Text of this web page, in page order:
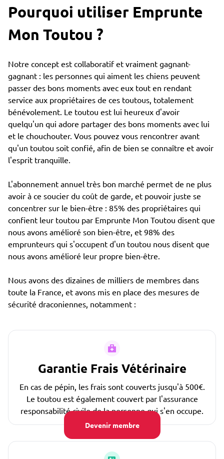
Devenir membre
Pourquoi utiliser Emprunte
Mon Toutou ?
Notre concept est collaboratif et vraiment gagnant-
gagnant : les personnes qui aiment les chiens peuvent
passer des bons moments avec eux tout en rendant
service aux propriétaires de ces toutous, totalement
bénévolement. Le toutou est lui heureux d'avoir
quelqu'un qui adore partager des bons moments avec lui
et le chouchouter. Vous pouvez vous rencontrer avant
qu'un toutou soit confié, afin de bien se connaître et avoir
l'esprit tranquille.
L'abonnement annuel très bon marché permet de ne plus
avoir à ce soucier du coût de garde, et pouvoir juste se
concentrer sur le bien-être : 85% des propriétaires qui
confient leur toutou par Emprunte Mon Toutou disent que
nous avons amélioré son bien-être, et 98% des
emprunteurs qui s'occupent d'un toutou nous disent que
nous avons amélioré leur propre bien-être.
Nous avons des dizaines de milliers de membres dans
toute la France, et avons mis en place des mesures de
sécurité draconiennes, notamment :
Garantie Frais Vétérinaire
En cas de pépin, les frais sont couverts jusqu'à 500€.
Le toutou est également couvert par l'assurance
responsabilité civile de la personne qui s'en occupe.